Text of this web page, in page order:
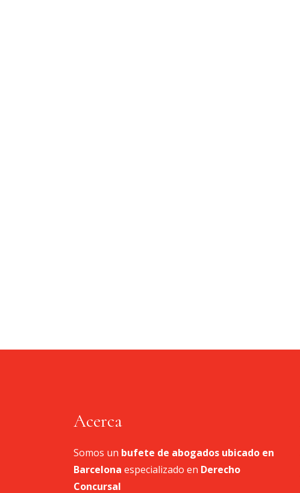
Acerca
Somos un bufete de abogados ubicado en
Barcelona especializado en Derecho
Concursal